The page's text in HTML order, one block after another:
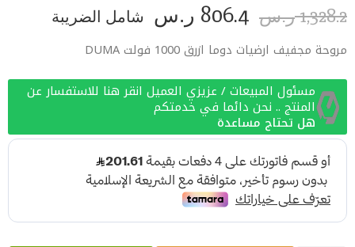
1,328.2 ر.س 806.4 ر.س شامل الضريبة
مروحة مجفيف ارضيات دوما ازرق 1000 فولت DUMA
مسئول المبيعات / عزيزي العميل انقر هنا للاستفسار عن
المنتج .. نحن دائما في خدمتكم
هل تحتاج مساعدة